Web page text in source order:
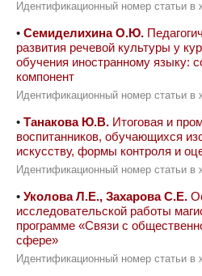
Идентификационный номер статьи в
• Семиделихина О.Ю.
развития речевой культуры у
обучения иностранному языку:
компонент
Идентификационный номер статьи в
• Танакова Ю.В. Итоговая и
воспитанников, обучающихся
искусству, формы контроля и
Идентификационный номер статьи в
• Уколова Л.Е., Захарова С.Е.
исследовательской работы
программе «Связи с
сфере»
Идентификационный номер статьи в